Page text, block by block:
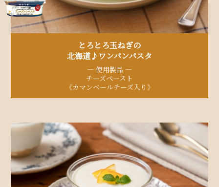
とろとろ玉ねぎの
北海道♪ワンパンパスタ
— 使用製品 —
チーズペースト
《カマンベールチーズ入り》